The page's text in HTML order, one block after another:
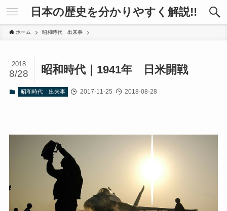
日本の歴史を分かりやすく解説!!
ホーム 昭和時代 出来事
昭和時代｜1941年 日米開戦
2018
8/28
昭和時代 出来事 2017-11-25 2018-08-28